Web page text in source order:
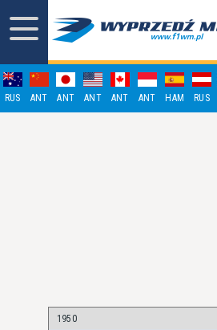
RUS ANT ANT ANT ANT ANT HAM RUS